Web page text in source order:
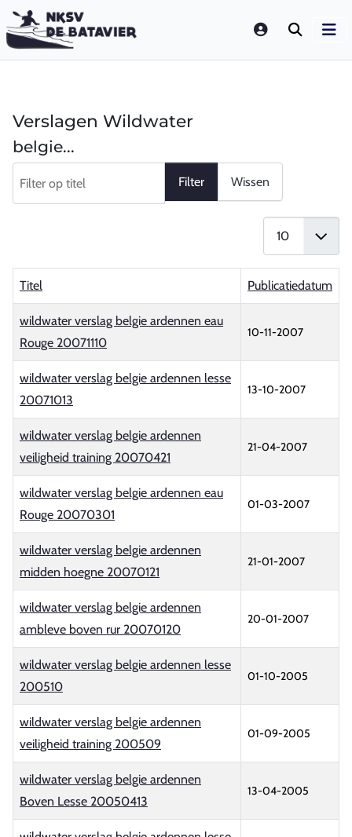
LOGIN
Verslagen Wildwater
belgie...
Filter Wissen
Titel Publicatiedatum
wildwater verslag belgie ardennen eau
Rouge 20071110
10-11-2007
wildwater verslag belgie ardennen lesse
20071013
13-10-2007
wildwater verslag belgie ardennen
veiligheid training 20070421
21-04-2007
wildwater verslag belgie ardennen eau
Rouge 20070301
01-03-2007
wildwater verslag belgie ardennen
midden hoegne 20070121
21-01-2007
wildwater verslag belgie ardennen
ambleve boven rur 20070120
20-01-2007
wildwater verslag belgie ardennen lesse
200510
01-10-2005
wildwater verslag belgie ardennen
veiligheid training 200509
01-09-2005
wildwater verslag belgie ardennen
Boven Lesse 20050413
13-04-2005